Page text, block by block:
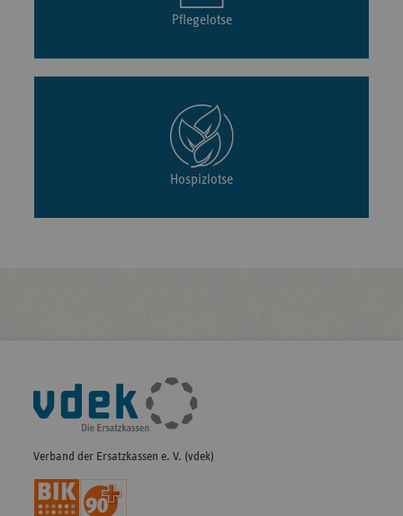
Pflegelotse
Hospizlotse
Fußleisten-
Navigation
Verband der Ersatzkassen e. V. (vdek)